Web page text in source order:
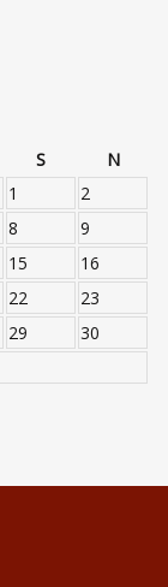
S
N
1
2
8
9
15
16
22
23
29
30